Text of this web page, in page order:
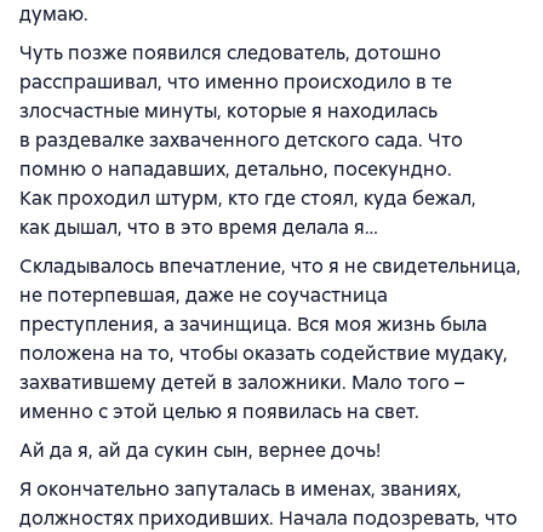
думаю.
Чуть позже появился следователь, дотошно
расспрашивал, что именно происходило в те
злосчастные минуты, которые я находилась
в раздевалке захваченного детского сада. Что
помню о нападавших, детально, посекундно.
Как проходил штурм, кто где стоял, куда бежал,
как дышал, что в это время делала я…
Складывалось впечатление, что я не свидетельница,
не потерпевшая, даже не соучастница
преступления, а зачинщица. Вся моя жизнь была
положена на то, чтобы оказать содействие мудаку,
захватившему детей в заложники. Мало того –
именно с этой целью я появилась на свет.
Ай да я, ай да сукин сын, вернее дочь!
Я окончательно запуталась в именах, званиях,
должностях приходивших. Начала подозревать, что